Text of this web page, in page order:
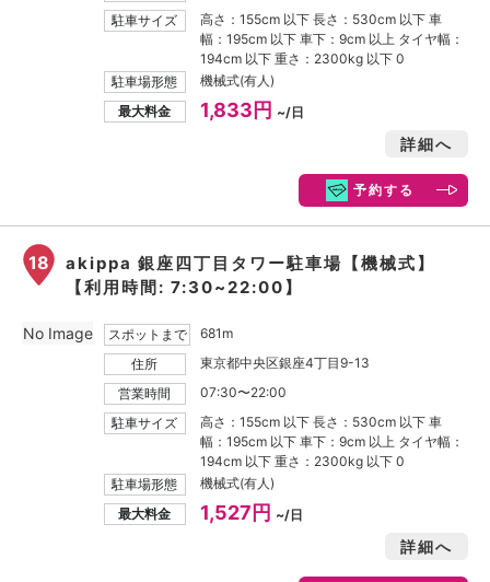
駐車サイズ
高さ：155cm 以下 長さ：530cm 以下 車
幅：195cm 以下 車下：9cm 以上 タイヤ幅：
194cm 以下 重さ：2300kg 以下 0
駐車場形態
機械式(有人)
最大料金
1,833円 ~/日
詳細へ
予約する
18
akippa 銀座四丁目タワー駐車場【機械式】
【利用時間: 7:30~22:00】
スポットまで
681m
住所
東京都中央区銀座4丁目9-13
営業時間
07:30〜22:00
駐車サイズ
高さ：155cm 以下 長さ：530cm 以下 車
幅：195cm 以下 車下：9cm 以上 タイヤ幅：
194cm 以下 重さ：2300kg 以下 0
駐車場形態
機械式(有人)
最大料金
1,527円 ~/日
詳細へ
No Image